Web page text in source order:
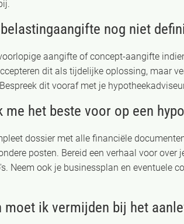
nog niet
aangifte of concept-aangifte
dit als tijdelijke oplossing, maar
dit vooraf met je
me het beste voor op een
dossier met alle financiële
posten. Bereid een verhaal voor over
Neem ook je businessplan en eventuele
moet ik vermijden bij het